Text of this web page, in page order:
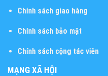
Chính sách giao hàng
Chính sách bảo mật
Chính sách cộng tác viên
MẠNG XÃ HỘI